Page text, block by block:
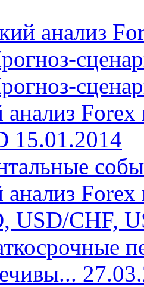
анализ
анализ
15.01.2014
анализ
USD/CHF,